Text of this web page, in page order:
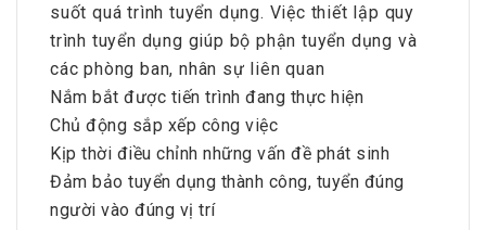
suốt quá trình tuyển dụng. Việc thiết lập quy
trình tuyển dụng giúp bộ phận tuyển dụng và
các phòng ban, nhân sự liên quan
Nắm bắt được tiến trình đang thực hiện
Chủ động sắp xếp công việc
Kịp thời điều chỉnh những vấn đề phát sinh
Đảm bảo tuyển dụng thành công, tuyển đúng
người vào đúng vị trí